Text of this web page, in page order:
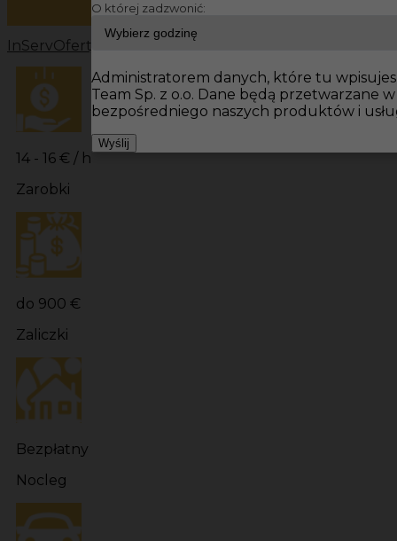
InServOferty pracy Prace budowlane Niemcy
14 - 16 € / h
Zarobki
do 900 €
Zaliczki
Bezpłatny
Nocleg
O której zadzwonić:
Administratorem danych, które tu
Team Sp. z o.o. Dane będą przetwarzane
bezpośredniego naszych produktów i
Wyślij